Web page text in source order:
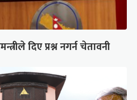
दिए प्रश्न नगर्न चेतावनी